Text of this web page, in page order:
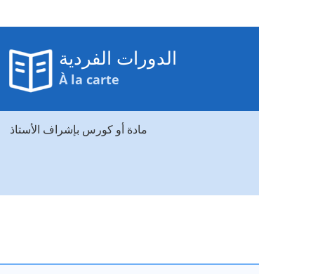
الدورات الفردية
À la carte
مادة أو كورس بإشراف الأستاذ